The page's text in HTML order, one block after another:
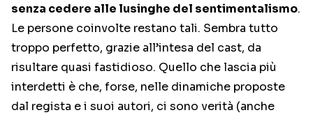
senza cedere alle lusinghe del sentimentalismo.
Le persone coinvolte restano tali. Sembra tutto
troppo perfetto, grazie all’intesa del cast, da
risultare quasi fastidioso. Quello che lascia più
interdetti è che, forse, nelle dinamiche proposte
dal regista e i suoi autori, ci sono verità (anche